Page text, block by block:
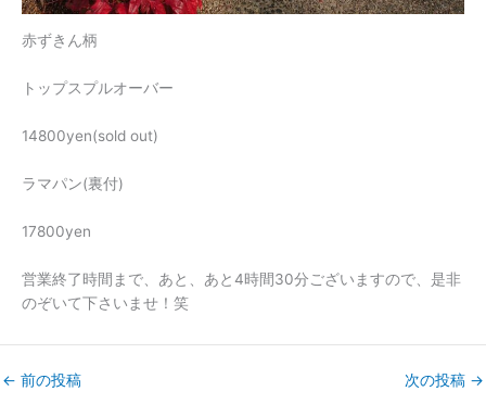
赤ずきん柄
トップスプルオーバー
14800yen(sold out)
ラマパン(裏付)
17800yen
営業終了時間まで、あと、あと4時間30分ございますので、是非
のぞいて下さいませ！笑
← 前の投稿 次の投稿 →